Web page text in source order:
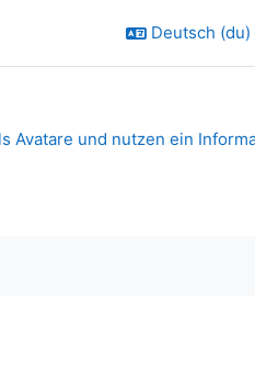
Deutsch (du)
Avatare und nutzen ein